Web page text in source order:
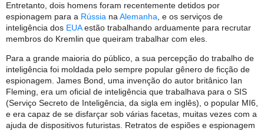
Entretanto, dois homens foram recentemente detidos por
espionagem para a Rússia na Alemanha , e os serviços de
inteligência dos EUAestão trabalhando arduamente para recrutar
membros do Kremlin que queiram trabalhar com eles.
Para a grande maioria do público, a sua percepção do trabalho de
inteligência foi moldada pelo sempre popular gênero de ficção de
espionagem. James Bond, uma invenção do autor britânico Ian
Fleming, era um oficial de inteligência que trabalhava para o SIS
(Serviço Secreto de Inteligência, da sigla em inglês), o popular MI6,
e era capaz de se disfarçar sob várias facetas, muitas vezes com a
ajuda de dispositivos futuristas. Retratos de espiões e espionagem